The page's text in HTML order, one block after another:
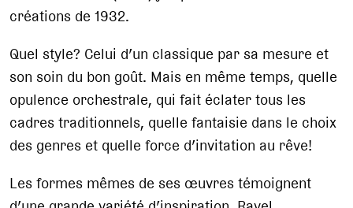
créations de 1932.
Quel style? Celui d’un classique par sa mesure et
son soin du bon goût. Mais en même temps, quelle
opulence orchestrale, qui fait éclater tous les
cadres traditionnels, quelle fantaisie dans le choix
des genres et quelle force d’invitation au rêve!
Les formes mêmes de ses œuvres témoignent